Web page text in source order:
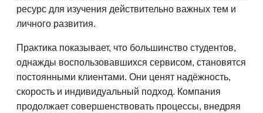
ресурс для изучения действительно важных тем и
личного развития.
Практика показывает, что большинство студентов,
однажды воспользовавшихся сервисом, становятся
постоянными клиентами. Они ценят надёжность,
скорость и индивидуальный подход. Компания
продолжает совершенствовать процессы, внедряя